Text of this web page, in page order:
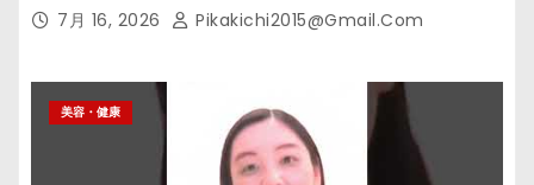
7月 16, 2026 Pikakichi2015@gmail.com
美容・健康